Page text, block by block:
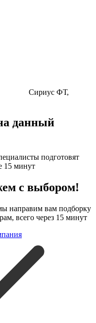
Сириус ФТ,
данный
подготовят
15 минут
с выбором!
направим вам подборку
всего через 15 минут